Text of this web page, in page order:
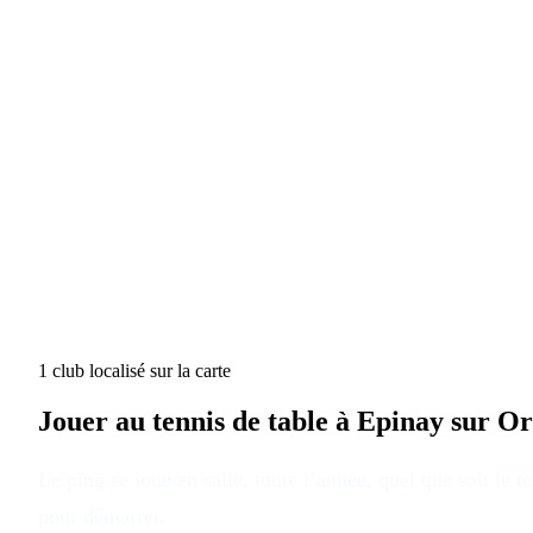
1 club localisé sur la carte
Jouer au tennis de table à Epinay sur